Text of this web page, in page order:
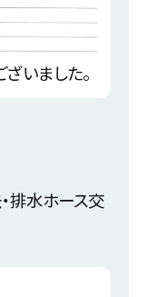
いました。
排水ホース交